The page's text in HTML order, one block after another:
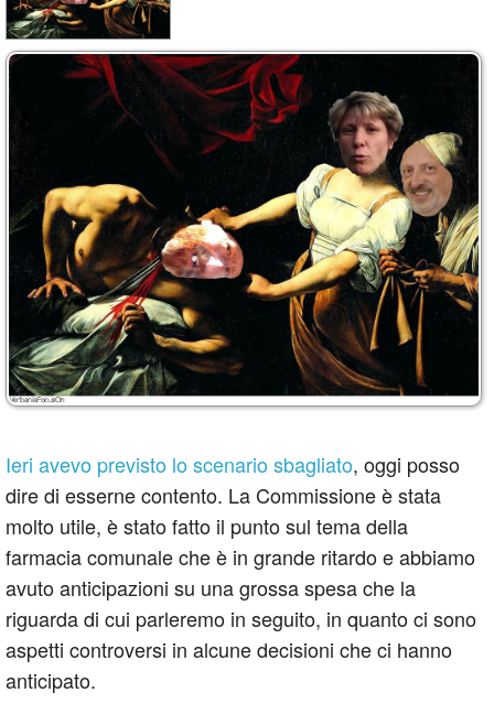
Ieri avevo previsto lo scenario sbagliato, oggi posso
dire di esserne contento. La Commissione è stata
molto utile, è stato fatto il punto sul tema della
farmacia comunale che è in grande ritardo e abbiamo
avuto anticipazioni su una grossa spesa che la
riguarda di cui parleremo in seguito, in quanto ci sono
aspetti controversi in alcune decisioni che ci hanno
anticipato.